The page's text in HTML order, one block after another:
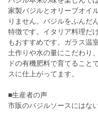
家製バジルとオリーブオイ
りません。バジルをふんだ
特徴です。イタリア料理だ
もおすすめです。ガラス温
土作りや水の量にこだわり
ドの有機肥料で育てること
スに仕上がってます。
■生産者の声
市販のバジルソースにはな